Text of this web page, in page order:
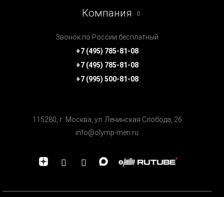
Компания
Звонок по России бесплатный
+7 (495) 785-81-08
+7 (495) 785-81-08
+7 (995) 500-81-08
115280, г. Москва, ул. Ленинская Cлобода, 26
info@olymp-men.ru